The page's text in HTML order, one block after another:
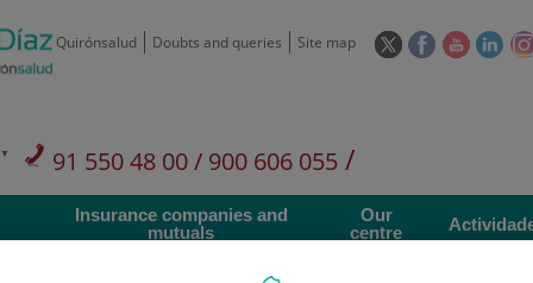
Quirónsalud Doubts and queries Site map
This
pop-
window.
This
pop-
up
window.
This
pop-
up
window.
This
up
91 550 48 00 / 900 606 055/
Private Care: 91 090 05 16
Insurance companies and
mutuals
Our
centre